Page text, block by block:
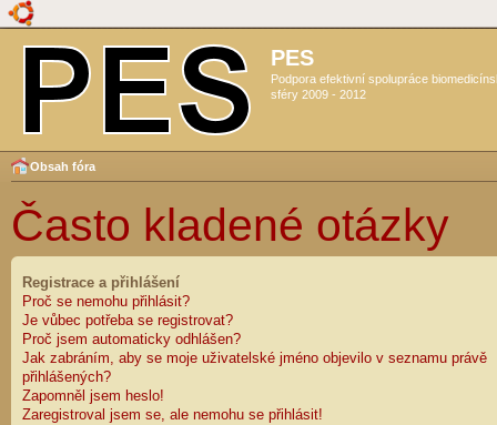
PES
Podpora efektivní spolupráce
sféry 2009 - 2012
Obsah fóra
Často kladené otázky
Registrace a přihlášení
Proč se nemohu přihlásit?
Je vůbec potřeba se registrovat?
Proč jsem automaticky odhlášen?
Jak zabráním, aby se moje uživatelské jméno objevilo v seznamu právě
přihlášených?
Zapomněl jsem heslo!
Zaregistroval jsem se, ale nemohu se přihlásit!